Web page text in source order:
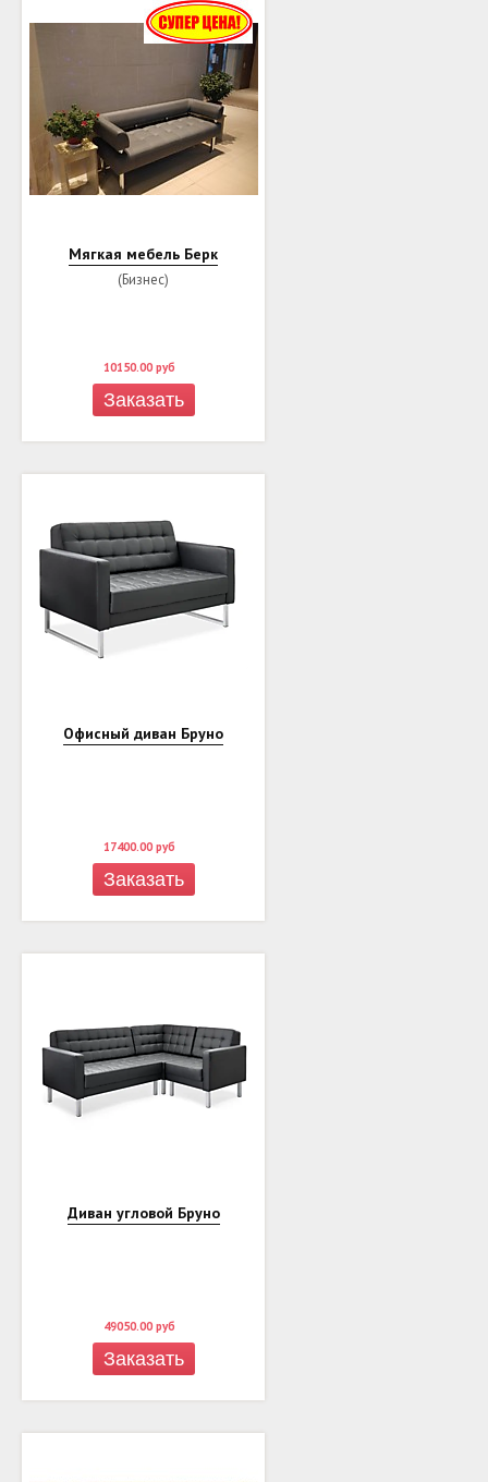
Мягкая мебель Берк
(Бизнес)
10150.00 руб
Заказать
Офисный диван Бруно
17400.00 руб
Заказать
Диван угловой Бруно
49050.00 руб
Заказать